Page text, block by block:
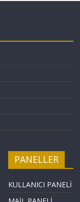
PANELLER
KULLANICI PANELİ